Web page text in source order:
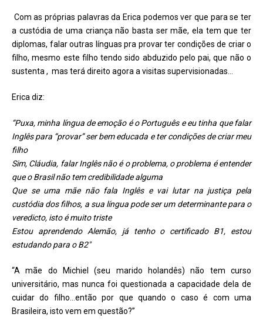
Com as próprias palavras da Erica podemos ver que para se ter
a custódia de uma criança não basta ser mãe, ela tem que ter
diplomas, falar outras línguas pra provar ter condições de criar o
filho, mesmo este filho tendo sido abduzido pelo pai, que não o
sustenta , mas terá direito agora a visitas supervisionadas…
Erica diz:
“Puxa, minha língua de emoção é o Português e eu tinha que falar
Inglês para “provar” ser bem educada e ter condições de criar meu
filho
Sim, Cláudia, falar Inglês não é o problema, o problema é entender
que o Brasil não tem credibilidade alguma
Que se uma mãe não fala Inglês e vai lutar na justiça pela
custódia dos filhos, a sua língua pode ser um determinante para o
veredicto, isto é muito triste
Estou aprendendo Alemão, já tenho o certificado B1, estou
estudando para o B2″
“A mãe do Michiel (seu marido holandês) não tem curso
universitário, mas nunca foi questionada a capacidade dela de
cuidar do filho…então por que quando o caso é com uma
Brasileira, isto vem em questão?”